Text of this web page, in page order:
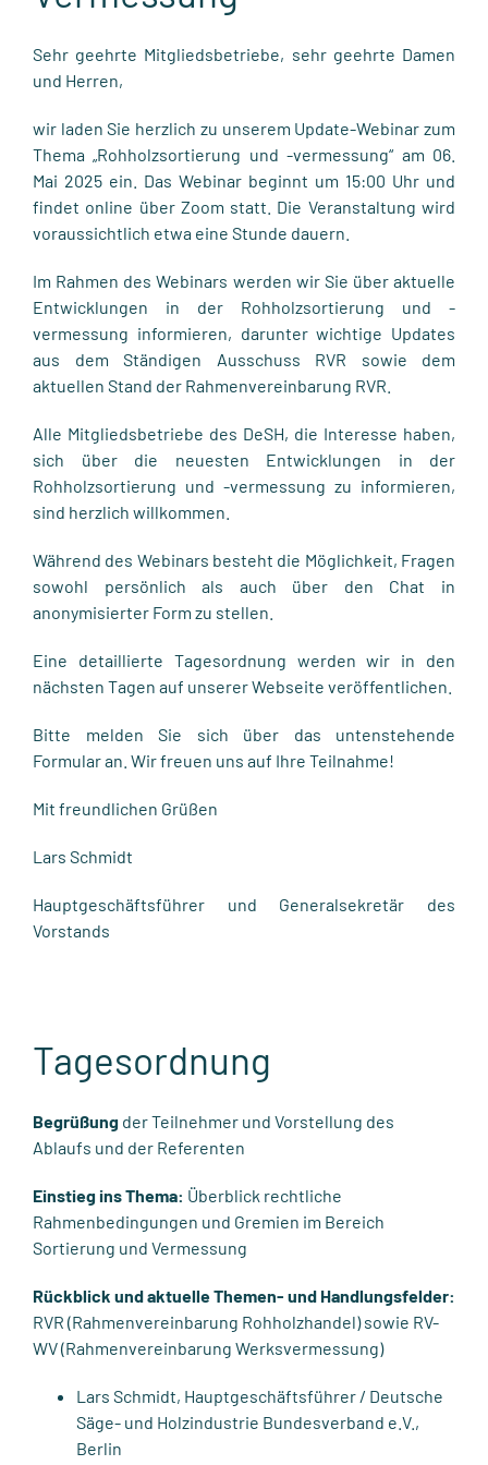
Sehr geehrte Mitgliedsbetriebe, sehr geehrte Damen
und Herren,
wir laden Sie herzlich zu unserem Update-Webinar zum
Thema „Rohholzsortierung und -vermessung“ am 06.
Mai 2025 ein. Das Webinar beginnt um 15:00 Uhr und
findet online über Zoom statt. Die Veranstaltung wird
voraussichtlich etwa eine Stunde dauern.
Im Rahmen des Webinars werden wir Sie über aktuelle
Entwicklungen in der Rohholzsortierung und -
vermessung informieren, darunter wichtige Updates
aus dem Ständigen Ausschuss RVR sowie dem
aktuellen Stand der Rahmenvereinbarung RVR.
Alle Mitgliedsbetriebe des DeSH, die Interesse haben,
sich über die neuesten Entwicklungen in der
Rohholzsortierung und -vermessung zu informieren,
sind herzlich willkommen.
Während des Webinars besteht die Möglichkeit, Fragen
sowohl persönlich als auch über den Chat in
anonymisierter Form zu stellen.
Eine detaillierte Tagesordnung werden wir in den
nächsten Tagen auf unserer Webseite veröffentlichen.
Bitte melden Sie sich über das untenstehende
Formular an. Wir freuen uns auf Ihre Teilnahme!
Mit freundlichen Grüßen
Lars Schmidt
Hauptgeschäftsführer und Generalsekretär des
Vorstands
Tagesordnung
Begrüßung der Teilnehmer und Vorstellung des
Ablaufs und der Referenten
Einstieg ins Thema: Überblick rechtliche
Rahmenbedingungen und Gremien im Bereich
Sortierung und Vermessung
Rückblick und aktuelle Themen- und Handlungsfelder:
RVR (Rahmenvereinbarung Rohholzhandel) sowie RV-
WV (Rahmenvereinbarung Werksvermessung)
Lars Schmidt, Hauptgeschäftsführer / Deutsche
Säge- und Holzindustrie Bundesverband e.V.,
Berlin